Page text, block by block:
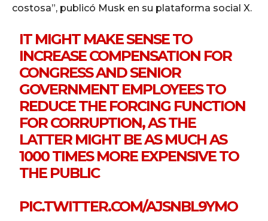
costosa”, publicó Musk en su plataforma social X.
IT MIGHT MAKE SENSE TO
INCREASE COMPENSATION FOR
CONGRESS AND SENIOR
GOVERNMENT EMPLOYEES TO
REDUCE THE FORCING FUNCTION
FOR CORRUPTION, AS THE
LATTER MIGHT BE AS MUCH AS
1000 TIMES MORE EXPENSIVE TO
THE PUBLIC
PIC.TWITTER.COM/AJSNBL9YMO